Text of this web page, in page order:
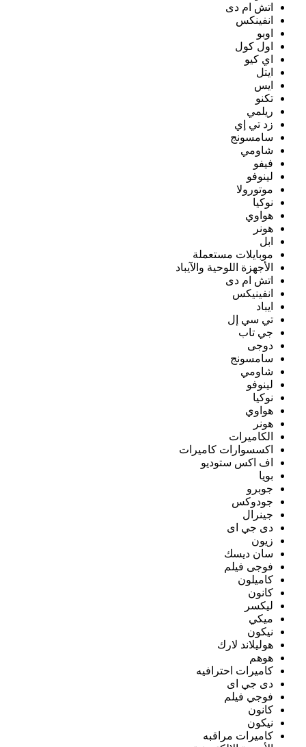
اتش ام دى
انفينكس
اوبو
اول كول
اي كيو
ايتل
ايس
تكنو
ريلمي
زد تي إي
سامسونج
شاومي
فيفو
لينوفو
موتورولا
نوكيا
هواوي
هونر
ابل
موبايلات مستعملة
الأجهزة اللوحية والآيباد
اتش ام دى
انفينيكس
ايباد
تي سي إل
جي تاب
دوجى
سامسونج
شاومي
لينوفو
نوكيا
هواوي
هونر
الكاميرات
اكسسوارات كاميرات
اف اكس ستوديو
بويا
جوبرو
جودوكس
جينرال
دى جي اى
زيون
سان ديسك
فوجى فيلم
كاميلون
كانون
ليكسر
ميكي
نيكون
هوليلاند لارك
هوهم
كاميرات احترافيه
دى جي اى
فوجي فيلم
كانون
نيكون
كاميرات مراقبه